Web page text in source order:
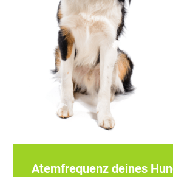
Atemfrequenz deines